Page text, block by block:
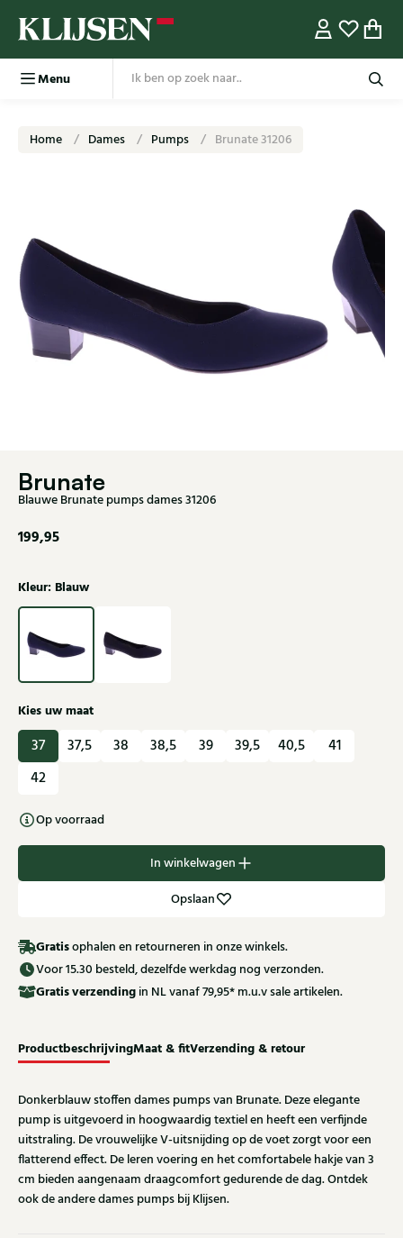
Menu
Home Dames Pumps Brunate 31206
Brunate
Blauwe Brunate pumps dames 31206
199,95
Kleur: Blauw
Kies uw maat
37 37,5 38 38,5 39 39,5 40,5
41
42
Op voorraad
In winkelwagen
Opslaan
Gratisophalen en retourneren in onze winkels.
Voor 15.30 besteld, dezelfde werkdag nog verzonden.
Gratisverzending in NL vanaf 79,95* m.u.v sale artikelen.
ProductbeschrijvingMaat & fitVerzending & retour
Donkerblauw stoffen dames pumps van Brunate. Deze elegante
pump is uitgevoerd in hoogwaardig textiel en heeft een verfijnde
uitstraling. De vrouwelijke V-uitsnijding op de voet zorgt voor een
flatterend effect. De leren voering en het comfortabele hakje van 3
cm bieden aangenaam draagcomfort gedurende de dag. Ontdek
ook de andere dames pumps bij Klijsen.